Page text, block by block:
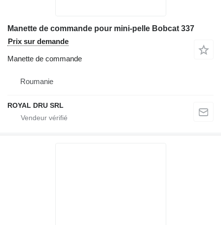
Manette de commande pour mini-pelle Bobcat 337
Prix sur demande
Manette de commande
Roumanie
ROYAL DRU SRL